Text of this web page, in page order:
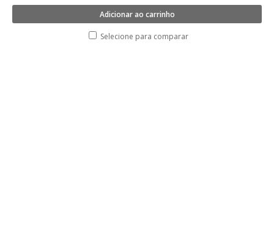
Adicionar ao carrinho
Selecione para comparar